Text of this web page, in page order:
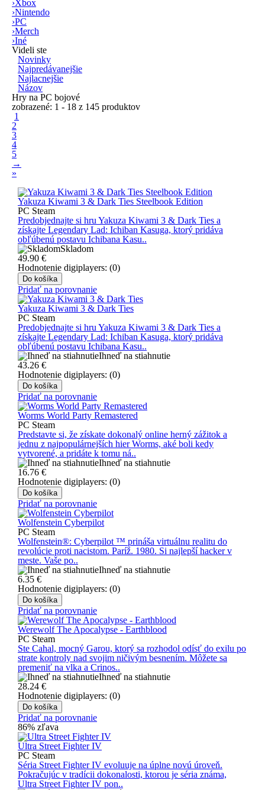
›Xbox
›Nintendo
›PC
›Merch
›Iné
Videli ste
Novinky
Najpredávanejšie
Najlacnejšie
Názov
Hry na PC bojové
zobrazené: 1 - 18 z 145 produktov
1
2
3
4
5
→
»
Yakuza Kiwami 3 & Dark Ties Steelbook Edition
PC Steam
Predobjednajte si hru Yakuza Kiwami 3 & Dark Ties a
získajte Legendary Lad: Ichiban Kasuga, ktorý pridáva
obľúbenú postavu Ichibana Kasu..
Skladom
49.90 €
Hodnotenie digiplayers: (0)
Do košíka
Pridať na porovnanie
Yakuza Kiwami 3 & Dark Ties
PC Steam
Predobjednajte si hru Yakuza Kiwami 3 & Dark Ties a
získajte Legendary Lad: Ichiban Kasuga, ktorý pridáva
obľúbenú postavu Ichibana Kasu..
Ihneď na stiahnutie
43.26 €
Hodnotenie digiplayers: (0)
Do košíka
Pridať na porovnanie
Worms World Party Remastered
PC Steam
Predstavte si, že získate dokonalý online herný zážitok a
jednu z najpopulárnejších hier Worms, aké boli kedy
vytvorené, a pridáte k tomu ná..
Ihneď na stiahnutie
16.76 €
Hodnotenie digiplayers: (0)
Do košíka
Pridať na porovnanie
Wolfenstein Cyberpilot
PC Steam
Wolfenstein®: Cyberpilot ™ prináša virtuálnu realitu do
revolúcie proti nacistom. Paríž. 1980. Si najlepší hacker v
meste. Vaše po..
Ihneď na stiahnutie
6.35 €
Hodnotenie digiplayers: (0)
Do košíka
Pridať na porovnanie
Werewolf The Apocalypse - Earthblood
PC Steam
Ste Cahal, mocný Garou, ktorý sa rozhodol odísť do exilu po
strate kontroly nad svojim ničivým besnením. Môžete sa
premeniť na vlka a Crinos..
Ihneď na stiahnutie
28.24 €
Hodnotenie digiplayers: (0)
Do košíka
Pridať na porovnanie
86% zľava
Ultra Street Fighter IV
PC Steam
Séria Street Fighter IV evoluuje na úplne novú úroveň.
Pokračujúc v tradícii dokonalosti, ktorou je séria známa,
Ultra Street Fighter IV pon..